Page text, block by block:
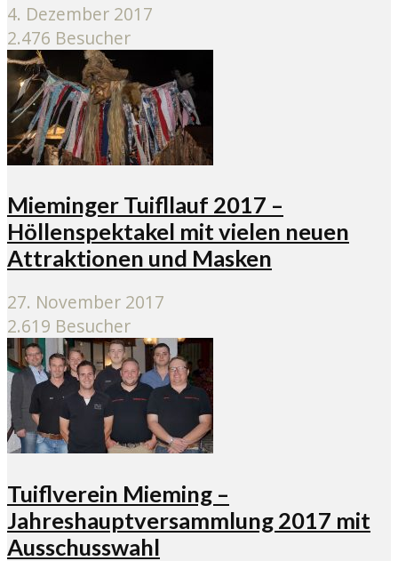
4. Dezember 2017
2.476 Besucher
Mieminger Tuifllauf 2017 –
Höllenspektakel mit vielen neuen
Attraktionen und Masken
27. November 2017
2.619 Besucher
Tuiflverein Mieming –
Jahreshauptversammlung 2017 mit
Ausschusswahl